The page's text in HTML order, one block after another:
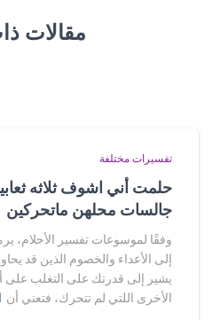
مقالات
تفسيرات مختلفة
حلمت أني اشوف ثلاثه
جالسات محلهن ماتحركين
وفقًا لموسوعات تفسير الأحلام،
إلى الأعداء والخصوم الذين قد
يشير إلى قدرتك على التغلب على
الأخرى اللتي لم تتحرك، فتعني أن